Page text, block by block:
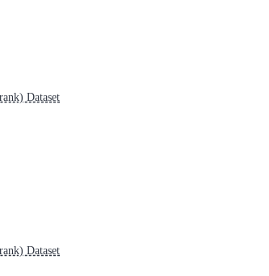
were not prominent. Recovery was rapid, usually
related liver injury with jaundice have been
therapy, monitoring of serum aminotransferase levels is
with active liver disease. The lack of published
as widely used clinically as montelukast or zafirlukast.
Dataset
Dataset